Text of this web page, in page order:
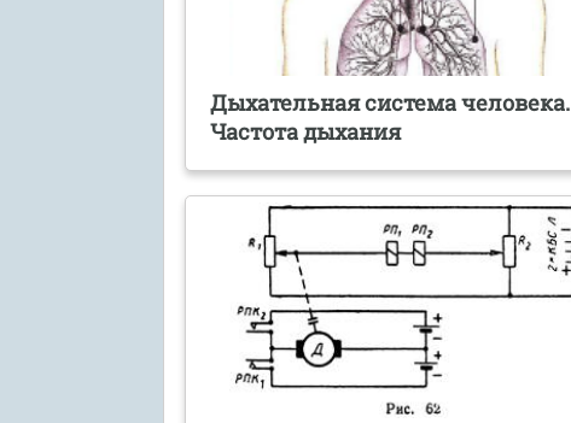
Дыхательная система человека.
Частота дыхания